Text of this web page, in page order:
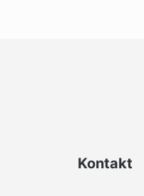
Kontakt